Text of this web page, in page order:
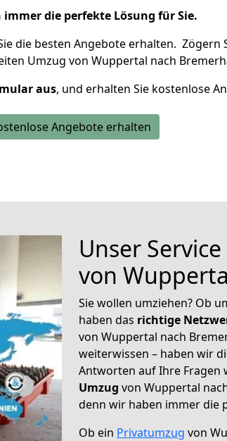
immer die perfekte Lösung für Sie.
die besten Angebote erhalten. Zögern
Umzug von Wuppertal nach
aus, und erhalten Sie kostenlose
Angebote erhalten
Unser
von
Sie wollen umziehen? Ob
haben das richtige
von Wuppertal nach
weiterwissen – haben wir
Antworten auf Ihre Fragen
Umzug von Wuppertal
denn wir haben immer die
Ob ein Privatumzug von